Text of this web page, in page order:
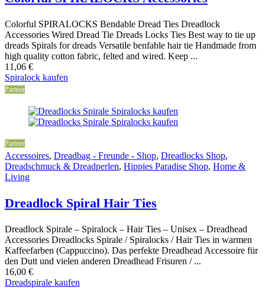
Colorful SPIRALOCKS Bendable Dread Ties Dreadlock
Accessories Wired Dread Tie Dreads Locks Ties Best way to tie up
dreads Spirals for dreads Versatile benfable hair tie Handmade from
high quality cotton fabric, felted and wired. Keep ...
11,06 €
Spiralock kaufen
Partner
Partner
Accessoires, Dreadbag - Freunde - Shop, Dreadlocks Shop,
Dreadschmuck & Dreadperlen, Hippies Paradise Shop, Home &
Living
Dreadlock Spiral Hair Ties
Dreadlock Spirale – Spiralock – Hair Ties – Unisex – Dreadhead
Accessories Dreadlocks Spirale / Spiralocks / Hair Ties in warmen
Kaffeefarben (Cappuccino). Das perfekte Dreadhead Accessoire für
den Dutt und vielen anderen Dreadhead Frisuren / ...
16,00 €
Dreadspirale kaufen